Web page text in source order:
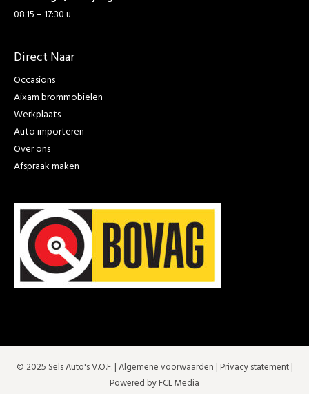
08.15 – 17:30 u
Direct Naar
Occasions
Aixam brommobielen
Werkplaats
Auto importeren
Over ons
Afspraak maken
© 2025 Sels Auto's V.O.F. |Algemene voorwaarden | Privacy statement|
Powered by FCL Media